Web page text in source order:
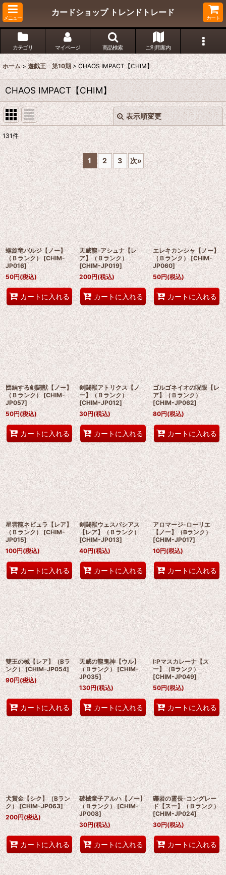
メニュー
カードショップ トレンドトレード
カート
カテゴリ マイページ 商品検索 ご利用案内
ホーム > 遊戯王 第10期 > CHAOS IMPACT【CHIM】
CHAOS IMPACT【CHIM】
表示順変更
表示数:
在庫あり
並び順:
絞り込む
閉じる
131件
1 2 3 次»
螺旋竜バルジ【ノー】
（Ｂランク） [CHIM-
JP016]
50円(税込)
カートに入れる
天威龍-アシュナ【レ
ア】（Ｂランク）
[CHIM-JP019]
200円(税込)
カートに入れる
エレキカンシャ【ノー】
（Ｂランク） [CHIM-
JP060]
50円(税込)
カートに入れる
団結する剣闘獣【ノー】
（Ｂランク） [CHIM-
JP057]
50円(税込)
カートに入れる
剣闘獣アトリクス【ノ
ー】（Ｂランク）
[CHIM-JP012]
30円(税込)
カートに入れる
ゴルゴネイオの呪眼【レ
ア】（Ｂランク）
[CHIM-JP062]
80円(税込)
カートに入れる
星雲龍ネビュラ【レア】
（Ｂランク） [CHIM-
JP015]
100円(税込)
カートに入れる
剣闘獣ウェスパシアス
【レア】（Ｂランク）
[CHIM-JP013]
40円(税込)
カートに入れる
アロマージ-ローリエ
【ノー】（Bランク）
[CHIM-JP017]
10円(税込)
カートに入れる
雙王の械【レア】（Bラ
ンク） [CHIM-JP054]
90円(税込)
カートに入れる
天威の龍鬼神【ウル】
（Ｂランク） [CHIM-
JP035]
130円(税込)
カートに入れる
I:Pマスカレーナ【ス
ー】（Bランク）
[CHIM-JP049]
50円(税込)
カートに入れる
犬賞金【シク】（Bラン
ク） [CHIM-JP063]
200円(税込)
カートに入れる
破械童子アルハ【ノー】
（Ｂランク） [CHIM-
JP008]
30円(税込)
カートに入れる
礫岩の霊長-コングレー
ド【スー】（Ｂランク）
[CHIM-JP024]
30円(税込)
カートに入れる